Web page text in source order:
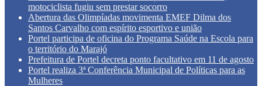
motociclista fugiu sem prestar socorro
Abertura das Olimpíadas movimenta EMEF Dilma dos
Santos Carvalho com espírito esportivo e união
Portel participa de oficina do Programa Saúde na Escola para
o território do Marajó
Prefeitura de Portel decreta ponto facultativo em 11 de agosto
Portel realiza 3ª Conferência Municipal de Políticas para as
Mulheres